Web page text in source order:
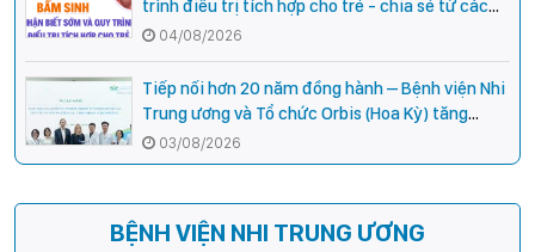
trình điều trị tích hợp cho trẻ - chia sẻ từ các
chuyên gia hàng đầu của Bệnh Viện Nhi Trung
04/08/2026
Tiếp nối hơn 20 năm đồng hành – Bệnh viện Nhi
Trung ương và Tổ chức Orbis (Hoa Kỳ) tăng
cường hợp tác, mở rộng cơ hội bảo vệ thị lực
cho trẻ em Việt Nam
03/08/2026
BỆNH VIỆN NHI TRUNG ƯƠNG